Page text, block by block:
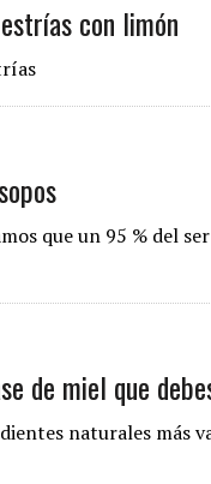
con limón
que un 95 % del
de miel que
naturales más